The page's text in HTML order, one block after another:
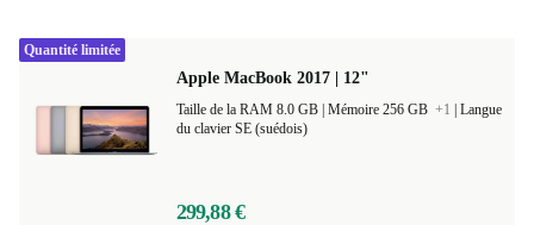
Apple MacBook 2017 | 12"
Mémoire 256 GB +1
Langue
du clavier SE (suédois)
299,88 €
Quantité limitée